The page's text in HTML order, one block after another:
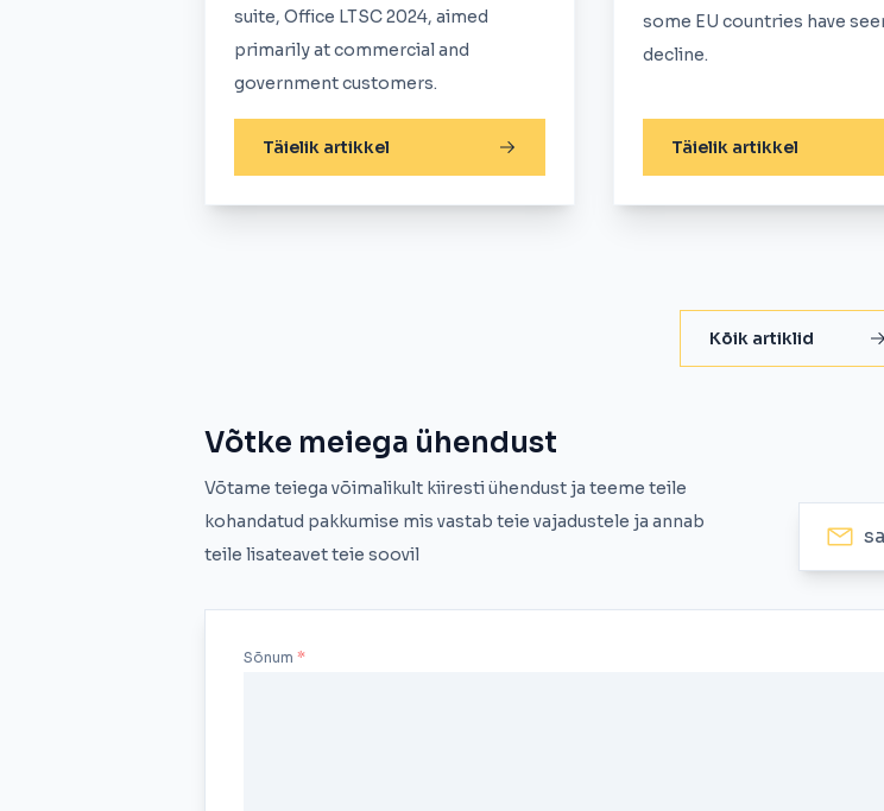
suite, Office LTSC 2024, aimed
primarily at commercial and
government customers.
Täielik artikkel
some EU countries have
decline.
Täielik artikkel
Kõik artiklid
Võtke meiega ühendust
Võtame teiega võimalikult kiiresti ühendust ja teeme teile
kohandatud pakkumise mis vastab teie vajadustele ja annab
teile lisateavet teie soovil
Sõnum